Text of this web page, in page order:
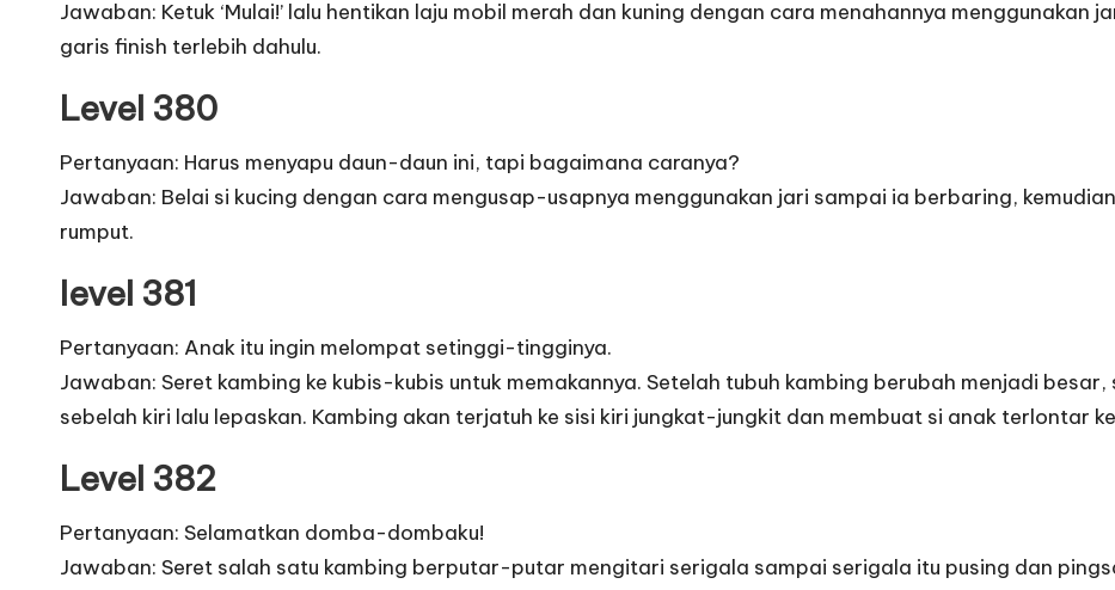
Jawaban: Ketuk ‘Mulai!’ lalu hentikan laju mobil merah dan kuning dengan cara menahannya menggunakan
garis finish terlebih dahulu.
Level 380
Pertanyaan: Harus menyapu daun-daun ini, tapi bagaimana caranya?
Jawaban: Belai si kucing dengan cara mengusap-usapnya menggunakan jari sampai ia berbaring,
rumput.
level 381
Pertanyaan: Anak itu ingin melompat setinggi-tingginya.
Jawaban: Seret kambing ke kubis-kubis untuk memakannya. Setelah tubuh kambing berubah menjadi
sebelah kiri lalu lepaskan. Kambing akan terjatuh ke sisi kiri jungkat-jungkit dan membuat si anak terlontar
Level 382
Pertanyaan: Selamatkan domba-dombaku!
Jawaban: Seret salah satu kambing berputar-putar mengitari serigala sampai serigala itu pusing dan